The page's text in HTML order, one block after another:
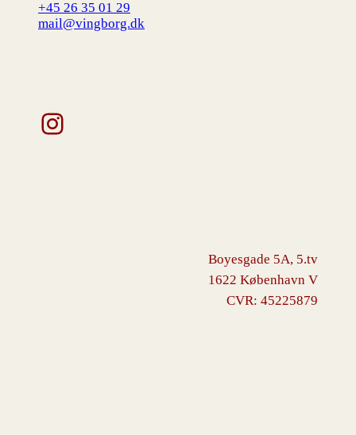
+45 26 35 01 29
mail@vingborg.dk
Instagram
Boyesgade 5A, 5.tv
1622 København V
CVR: 45225879